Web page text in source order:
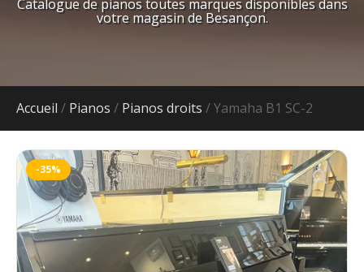
Catalogue de pianos toutes marques disponibles dans
votre magasin de Besançon.
Accueil / Pianos / Pianos droits / Yamaha B1 SC-2
-35%